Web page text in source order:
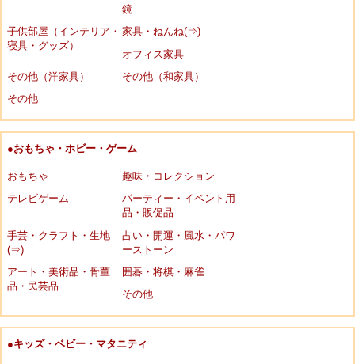
鏡
子供部屋（インテリア・
寝具・グッズ）
家具・ねんね(⇒)
オフィス家具
その他（洋家具）
その他（和家具）
その他
●おもちゃ・ホビー・ゲーム
おもちゃ
趣味・コレクション
テレビゲーム
パーティー・イベント用
品・販促品
手芸・クラフト・生地
(⇒)
占い・開運・風水・パワ
ーストーン
アート・美術品・骨董
品・民芸品
囲碁・将棋・麻雀
その他
●キッズ・ベビー・マタニティ